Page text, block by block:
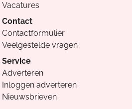
Vacatures
Contact
Contactformulier
Veelgestelde vragen
Service
Adverteren
Inloggen adverteren
Nieuwsbrieven